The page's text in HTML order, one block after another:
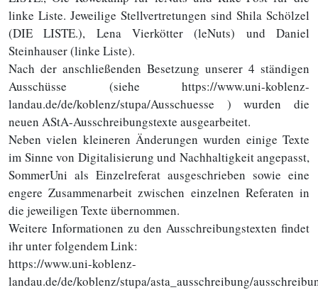
linke Liste. Jeweilige Stellvertretungen sind Shila Schölzel
(DIE LISTE.), Lena Vierkötter (leNuts) und Daniel
Steinhauser (linke Liste).
Nach der anschließenden Besetzung unserer 4 ständigen
Ausschüsse (siehe https://www.uni-koblenz-
landau.de/de/koblenz/stupa/Ausschuesse ) wurden die
neuen AStA-Ausschreibungstexte ausgearbeitet.
Neben vielen kleineren Änderungen wurden einige Texte
im Sinne von Digitalisierung und Nachhaltigkeit angepasst,
SommerUni als Einzelreferat ausgeschrieben sowie eine
engere Zusammenarbeit zwischen einzelnen Referaten in
die jeweiligen Texte übernommen.
Weitere Informationen zu den Ausschreibungstexten findet
ihr unter folgendem Link:
https://www.uni-koblenz-
landau.de/de/koblenz/stupa/asta_ausschreibung/